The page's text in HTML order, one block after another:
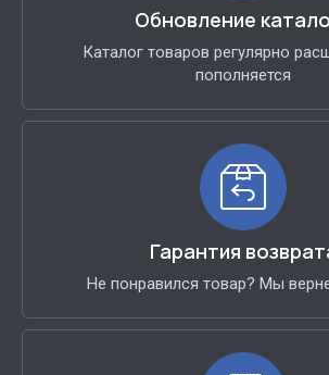
Обновление
Каталог товаров регулярно
пополняется
Гарантия
Не понравился товар? Мы